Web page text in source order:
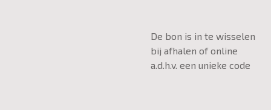
De bon is in te wisselen
bij afhalen of online
a.d.h.v. een unieke code